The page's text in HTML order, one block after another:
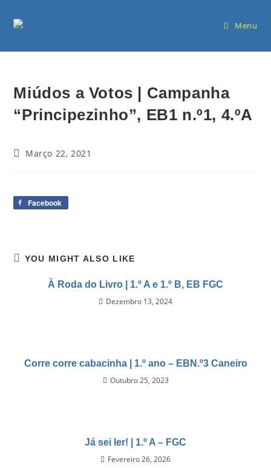
Menu
Miúdos a Votos | Campanha
“Principezinho”, EB1 n.º1, 4.ºA
Março 22, 2021
Facebook
YOU MIGHT ALSO LIKE
À Roda do Livro | 1.º A e 1.º B, EB FGC
Dezembro 13, 2024
Corre corre cabacinha | 1.º ano – EBN.º3 Caneiro
Outubro 25, 2023
Já sei ler! | 1.º A – FGC
Fevereiro 26, 2026